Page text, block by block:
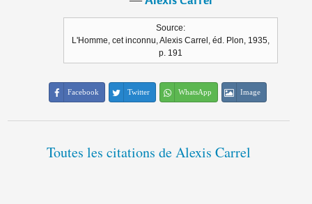
Source:
L'Homme, cet inconnu, Alexis Carrel, éd. Plon, 1935,
p. 191
Facebook Twitter WhatsApp Image
Toutes les citations de Alexis Carrel